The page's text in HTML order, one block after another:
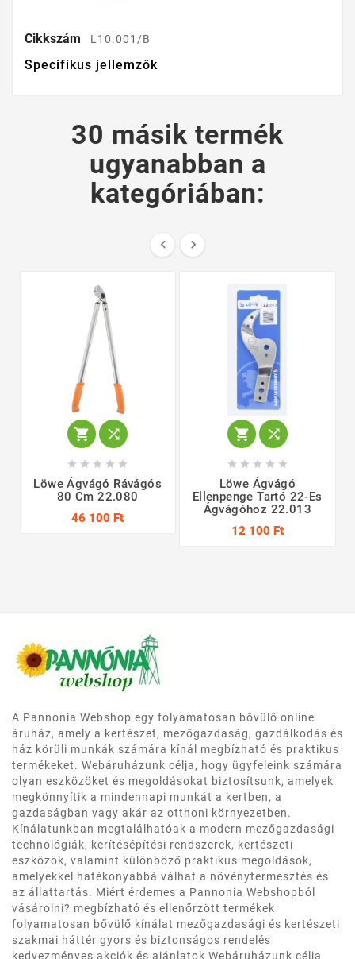
Cikkszám L10.001/B
Specifikus jellemzők
30 másik termék
ugyanabban a
kategóriában:
 
 
    
Löwe Ágvágó Rávágós
80 Cm 22.080
46 100 Ft
 
    
Löwe Ágvágó
Ellenpenge Tartó 22-Es
Ágvágóhoz 22.013
12 100 Ft
A Pannonia Webshop egy folyamatosan bővülő online
áruház, amely a kertészet, mezőgazdaság, gazdálkodás és
ház körüli munkák számára kínál megbízható és praktikus
termékeket. Webáruházunk célja, hogy ügyfeleink számára
olyan eszközöket és megoldásokat biztosítsunk, amelyek
megkönnyítik a mindennapi munkát a kertben, a
gazdaságban vagy akár az otthoni környezetben.
Kínálatunkban megtalálhatóak a modern mezőgazdasági
technológiák, kerítésépítési rendszerek, kertészeti
eszközök, valamint különböző praktikus megoldások,
amelyekkel hatékonyabbá válhat a növénytermesztés és
az állattartás. Miért érdemes a Pannonia Webshopból
vásárolni? megbízható és ellenőrzött termékek
folyamatosan bővülő kínálat mezőgazdasági és kertészeti
szakmai háttér gyors és biztonságos rendelés
kedvezményes akciók és ajánlatok Webáruházunk célja,